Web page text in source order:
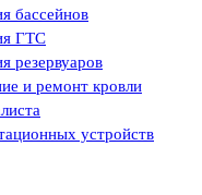
бассейнов
ГТС
резервуаров
и ремонт кровли
устройств